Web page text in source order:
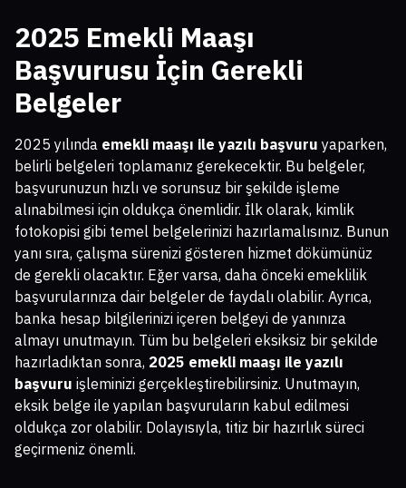
2025 Emekli Maaşı
Başvurusu İçin Gerekli
Belgeler
2025 yılında emekli maaşı ile yazılı başvuru yaparken,
belirli belgeleri toplamanız gerekecektir. Bu belgeler,
başvurunuzun hızlı ve sorunsuz bir şekilde işleme
alınabilmesi için oldukça önemlidir. İlk olarak, kimlik
fotokopisi gibi temel belgelerinizi hazırlamalısınız. Bunun
yanı sıra, çalışma sürenizi gösteren hizmet dökümünüz
de gerekli olacaktır. Eğer varsa, daha önceki emeklilik
başvurularınıza dair belgeler de faydalı olabilir. Ayrıca,
banka hesap bilgilerinizi içeren belgeyi de yanınıza
almayı unutmayın. Tüm bu belgeleri eksiksiz bir şekilde
hazırladıktan sonra, 2025 emekli maaşı ile yazılı
başvuru işleminizi gerçekleştirebilirsiniz. Unutmayın,
eksik belge ile yapılan başvuruların kabul edilmesi
oldukça zor olabilir. Dolayısıyla, titiz bir hazırlık süreci
geçirmeniz önemli.